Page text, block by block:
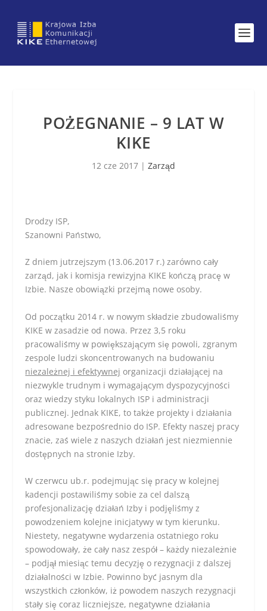
POŻEGNANIE – 9 LAT W
KIKE
12 cze 2017 | Zarząd
Drodzy ISP,
Szanowni Państwo,
Z dniem jutrzejszym (13.06.2017 r.) zarówno cały
zarząd, jak i komisja rewizyjna KIKE kończą pracę w
Izbie. Nasze obowiązki przejmą nowe osoby.
Od początku 2014 r. w nowym składzie zbudowaliśmy
KIKE w zasadzie od nowa. Przez 3,5 roku
pracowaliśmy w powiększającym się powoli, zgranym
zespole ludzi skoncentrowanych na budowaniu
niezależnej i efektywnej organizacji działającej na
niezwykle trudnym i wymagającym dyspozycyjności
oraz wiedzy styku lokalnych ISP i administracji
publicznej. Jednak KIKE, to także projekty i działania
adresowane bezpośrednio do ISP. Efekty naszej pracy
znacie, zaś wiele z naszych działań jest niezmiennie
dostępnych na stronie Izby.
W czerwcu ub.r. podejmując się pracy w kolejnej
kadencji postawiliśmy sobie za cel dalszą
profesjonalizację działań Izby i podjęliśmy z
powodzeniem kolejne inicjatywy w tym kierunku.
Niestety, negatywne wydarzenia ostatniego roku
spowodowały, że cały nasz zespół – każdy niezależnie
– podjął miesiąc temu decyzję o rezygnacji z dalszej
działalności w Izbie. Powinno być jasnym dla
wszystkich członków, iż powodem naszych rezygnacji
stały się coraz liczniejsze, negatywne działania